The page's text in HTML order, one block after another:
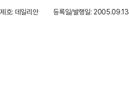
제호: 데일리안
등록일/발행일: 2005.09.13